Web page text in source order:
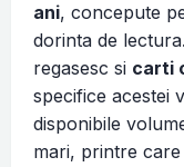
ani, concepute
dorinta de
regasesc si carti
specifice acestei
disponibile
mari, printre care